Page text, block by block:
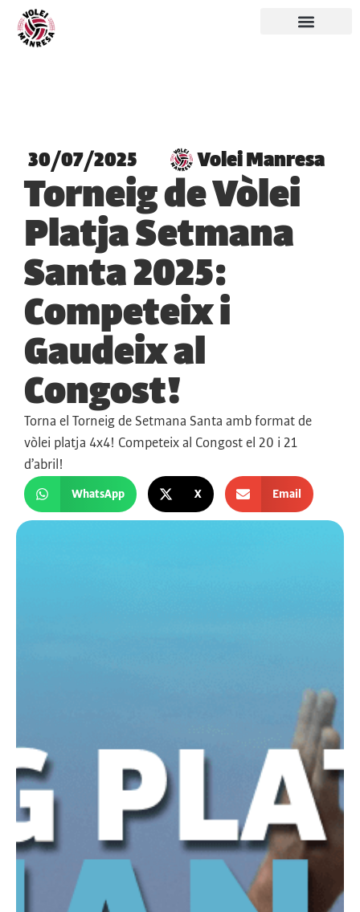
30/07/2025 Volei Manresa
Torneig de Vòlei
Platja Setmana
Santa 2025:
Competeix i
Gaudeix al
Congost!
Torna el Torneig de Setmana Santa amb format de
vòlei platja 4x4! Competeix al Congost el 20 i 21
d’abril!
WhatsApp X Email